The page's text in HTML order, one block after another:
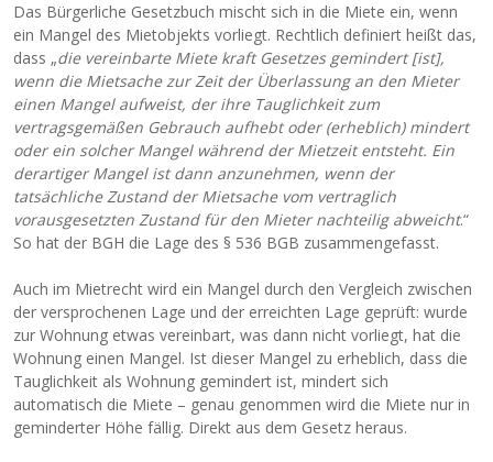
Das Bürgerliche Gesetzbuch mischt sich in die Miete ein, wenn
ein Mangel des Mietobjekts vorliegt. Rechtlich definiert heißt das,
dass „die vereinbarte Miete kraft Gesetzes gemindert [ist],
wenn die Mietsache zur Zeit der Überlassung an den Mieter
einen Mangel aufweist, der ihre Tauglichkeit zum
vertragsgemäßen Gebrauch aufhebt oder (erheblich) mindert
oder ein solcher Mangel während der Mietzeit entsteht. Ein
derartiger Mangel ist dann anzunehmen, wenn der
tatsächliche Zustand der Mietsache vom vertraglich
vorausgesetzten Zustand für den Mieter nachteilig abweicht.“
So hat der BGH die Lage des § 536 BGB zusammengefasst.
Auch im Mietrecht wird ein Mangel durch den Vergleich zwischen
der versprochenen Lage und der erreichten Lage geprüft: wurde
zur Wohnung etwas vereinbart, was dann nicht vorliegt, hat die
Wohnung einen Mangel. Ist dieser Mangel zu erheblich, dass die
Tauglichkeit als Wohnung gemindert ist, mindert sich
automatisch die Miete – genau genommen wird die Miete nur in
geminderter Höhe fällig. Direkt aus dem Gesetz heraus.